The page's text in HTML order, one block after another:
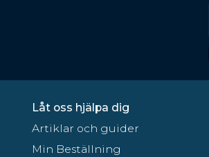
Låt oss hjälpa dig
Artiklar och guider
Min Beställning